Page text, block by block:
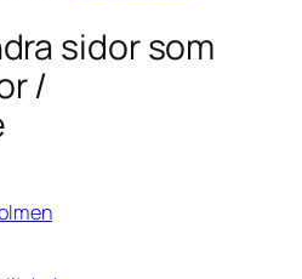
sidor som
/